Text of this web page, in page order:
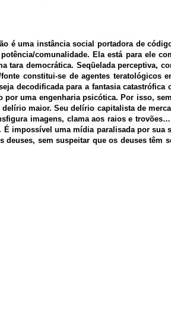
é uma instância social portadora de
comunalidade. Ela está para ele
tara democrática. Seqüelada perceptiva,
constitui-se de agentes teratológicos
decodificada para a fantasia
uma engenharia psicótica. Por isso,
maior. Seu delírio capitalista de
imagens, clama aos raios e
impossível uma mídia paralisada por
sem suspeitar que os deuses têm